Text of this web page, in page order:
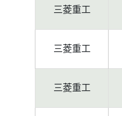
三菱重工
三菱重工
三菱重工